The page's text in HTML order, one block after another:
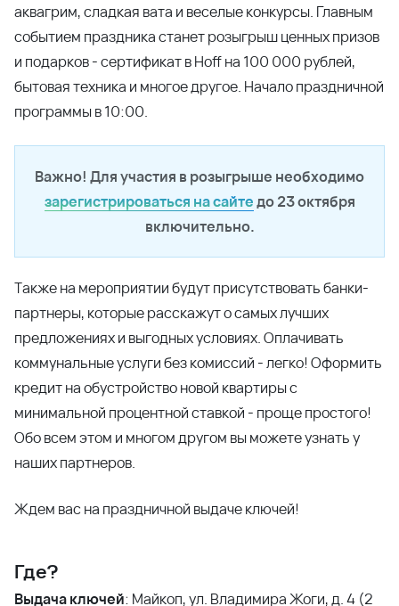
аквагрим, сладкая вата и веселые конкурсы. Главным
событием праздника станет розыгрыш ценных призов
и подарков - сертификат в Hoff на 100 000 рублей,
бытовая техника и многое другое. Начало праздничной
программы в 10:00.
Важно! Для участия в розыгрыше необходимо
зарегистрироваться на сайтедо 23 октября
включительно.
Также на мероприятии будут присутствовать банки-
партнеры, которые расскажут о самых лучших
предложениях и выгодных условиях. Оплачивать
коммунальные услуги без комиссий - легко! Оформить
кредит на обустройство новой квартиры с
минимальной процентной ставкой - проще простого!
Обо всем этом и многом другом вы можете узнать у
наших партнеров.
Ждем вас на праздничной выдаче ключей!
Где?
Выдача ключей: Майкоп, ул. Владимира Жоги, д. 4 (2